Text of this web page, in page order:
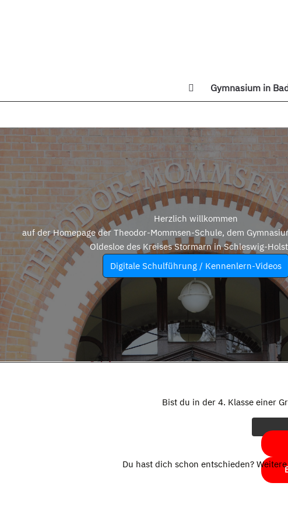
Gymnasium in
Herzlich willkommen
auf der Homepage der Theodor-Mommsen-Schule, dem
Oldesloe des Kreises Stormarn in Schleswig-
Digitale Schulführung / Kennenlern-Videos
Bist du in der 4. Klasse einer
Du hast dich schon entschieden?